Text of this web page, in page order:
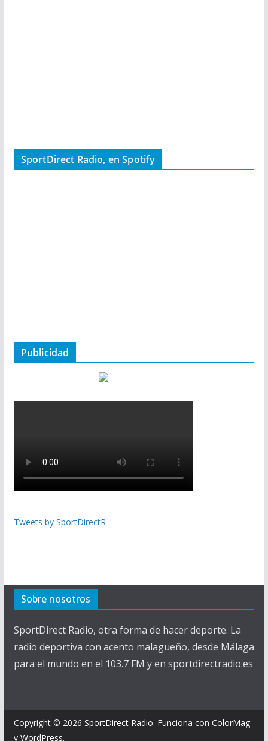
SportDirect Radio, en Spotify
Publicidad
Tweets by SportDirectR
Sobre nosotros
SportDirect Radio, otra forma de hacer deporte. La
radio deportiva con acento malagueño, desde Málaga
para el mundo en el 103.7 FM y en sportdirectradio.es
Copyright © 2026 SportDirect Radio. Funciona con ColorMag
y WordPress.